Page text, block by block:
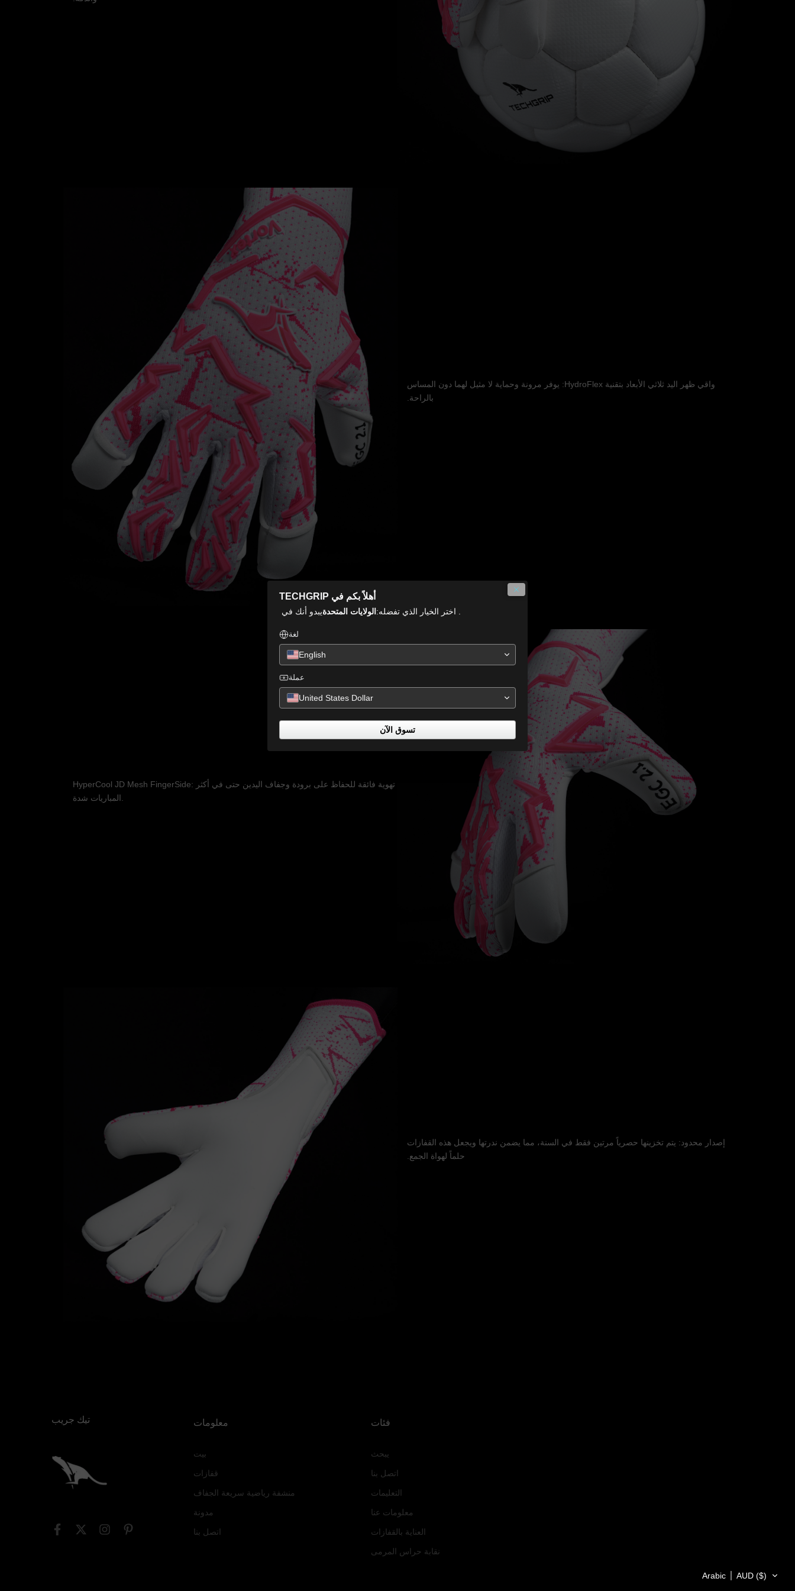
واقي ظهر اليد ثلاثي الأبعاد بتقنية HydroFlex: يوفر مرونة وحماية لا مثيل لهما دون المساس
بالراحة.
HyperCool JD Mesh FingerSide: تهوية فائقة للحفاظ على برودة وجفاف اليدين حتى في أكثر
إصدار محدود: يتم تخزينها حصرياً مرتين فقط في السنة، مما يضمن ندرتها ويجعل هذه القفازات
حلماً لهواة الجمع.
تيك جريب معلومات
بيت
قفازات
منشفة رياضية سريعة الجفاف
مدونة
اتصل بنا
فئات
يبحث
اتصل بنا
التعليمات
معلومات عنا
العناية بالقفازات
نقابة حراس المرمى
Arabic AUD ($)
أهلاً بكم في TECHGRIP
يبدو أنك فيالولايات المتحدة . اختر الخيار الذي تفضله:
لغة
English
عملة
United States Dollar
تسوق الآن